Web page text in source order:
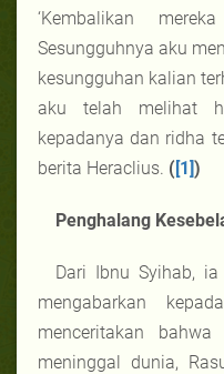
‘Kembalikan
Sesungguhnya aku
kesungguhan kalian
aku telah melihat
kepadanya dan ridha
berita Heraclius. ( [1])
Penghalang
Dari Ibnu Syihab, ia
mengabarkan
menceritakan
meninggal dunia,